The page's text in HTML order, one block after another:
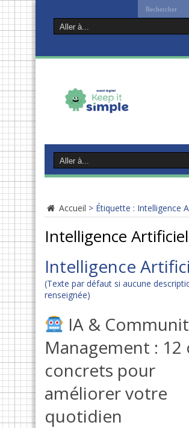
Accueil > Étiquette : Intelligence
Intelligence
Intelligence
(Texte par défaut si aucune
renseignée)
IA &
Management : 12
concrets pour
améliorer votre
quotidien